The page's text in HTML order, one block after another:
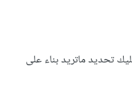
تحديد ماتريد بناء على